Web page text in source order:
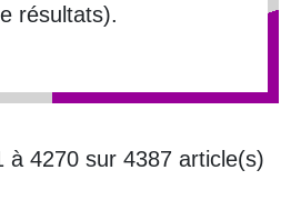
résultats).
à 4270 sur 4387 article(s)